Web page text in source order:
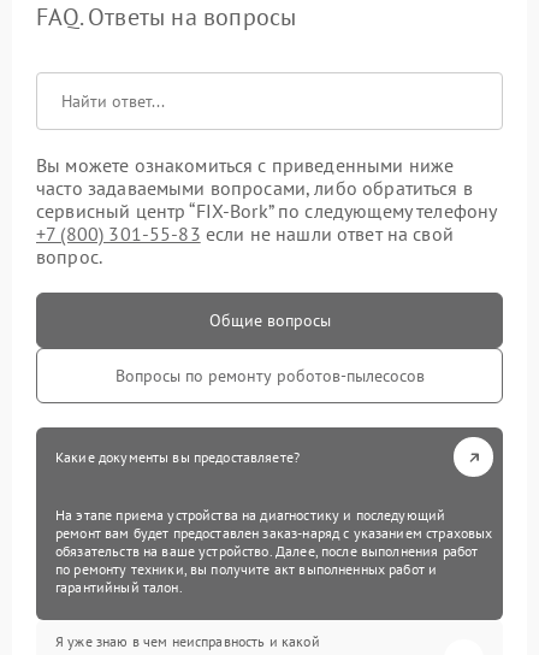
FAQ. Ответы на вопросы
Вы можете ознакомиться с приведенными ниже
часто задаваемыми вопросами, либо обратиться в
сервисный центр “FIX-Bork” по следующему телефону
+7 (800) 301-55-83 если не нашли ответ на свой
вопрос.
Общие вопросы
Вопросы по ремонту роботов-пылесосов
Какие документы вы предоставляете?
На этапе приема устройства на диагностику и последующий
ремонт вам будет предоставлен заказ-наряд с указанием страховых
обязательств на ваше устройство. Далее, после выполнения работ
по ремонту техники, вы получите акт выполненных работ и
гарантийный талон.
Я уже знаю в чем неисправность и какой